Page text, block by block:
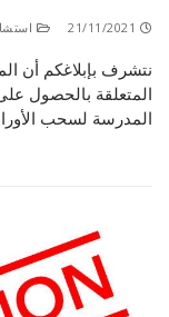
21/11/2021
نتشرف بإبلاغكم أن
المدرسة لسحب